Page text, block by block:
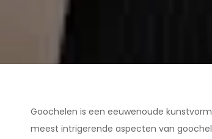
Goochelen is een eeuwenoude
meest intrigerende aspecten van